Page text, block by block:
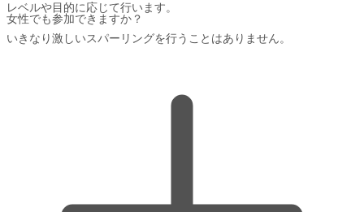
レベルや目的に応じて行います。
いきなり激しいスパーリングを行うことはありません。
女性でも参加できますか？